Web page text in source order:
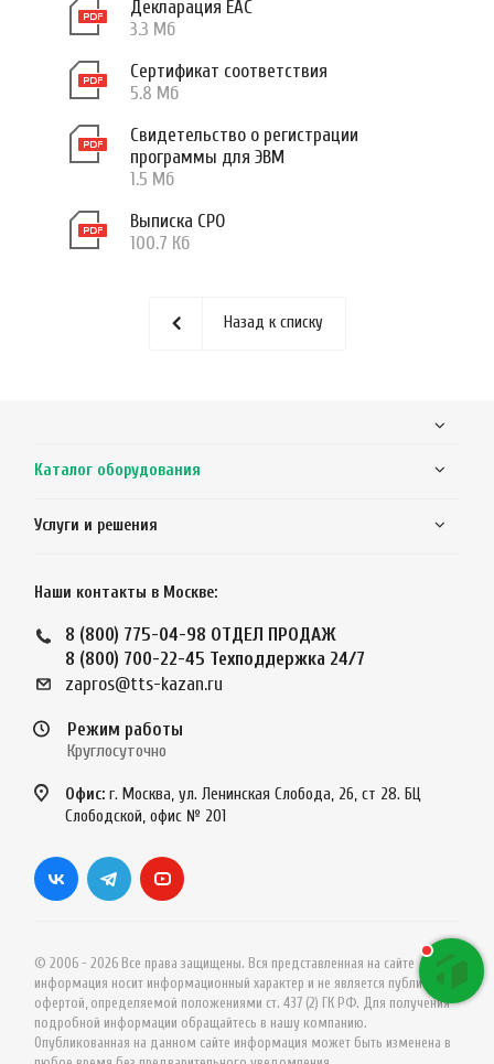
Декларация ЕАС
3.3 Мб
Сертификат соответствия
5.8 Мб
Свидетельство о регистрации
программы для ЭВМ
1.5 Мб
Выписка СРО
100.7 Кб
Назад к списку
Каталог оборудования
Услуги и решения
Наши контакты в Москве:
8 (800) 775-04-98 ОТДЕЛ ПРОДАЖ
8 (800) 700-22-45 Техподдержка 24/7
zapros@tts-kazan.ru
Режим работы
Круглосуточно
Офис: г. Москва, ул. Ленинская Слобода, 26, ст 28. БЦ
Слободской, офис № 201
© 2006 - 2026 Все права защищены. Вся представленная на сайте
информация носит информационный характер и не является публичной
офертой, определяемой положениями ст. 437 (2) ГК РФ. Для получения
подробной информации обращайтесь в нашу компанию.
Опубликованная на данном сайте информация может быть изменена в